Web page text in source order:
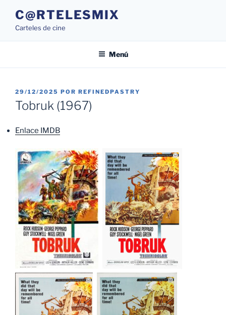
contenido
C@RTELESMIX
Carteles de cine
Menú
PUBLICADO
EL
29/12/2025 POR REFINEDPASTRY
Tobruk (1967)
Enlace IMDB